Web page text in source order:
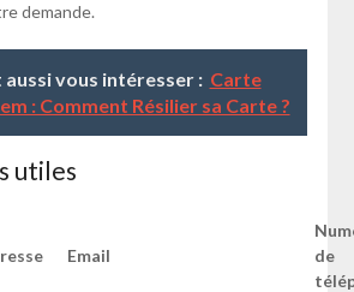
demande.
vous intéresser : Carte
: Comment Résilier sa Carte ?
utiles
Email
de